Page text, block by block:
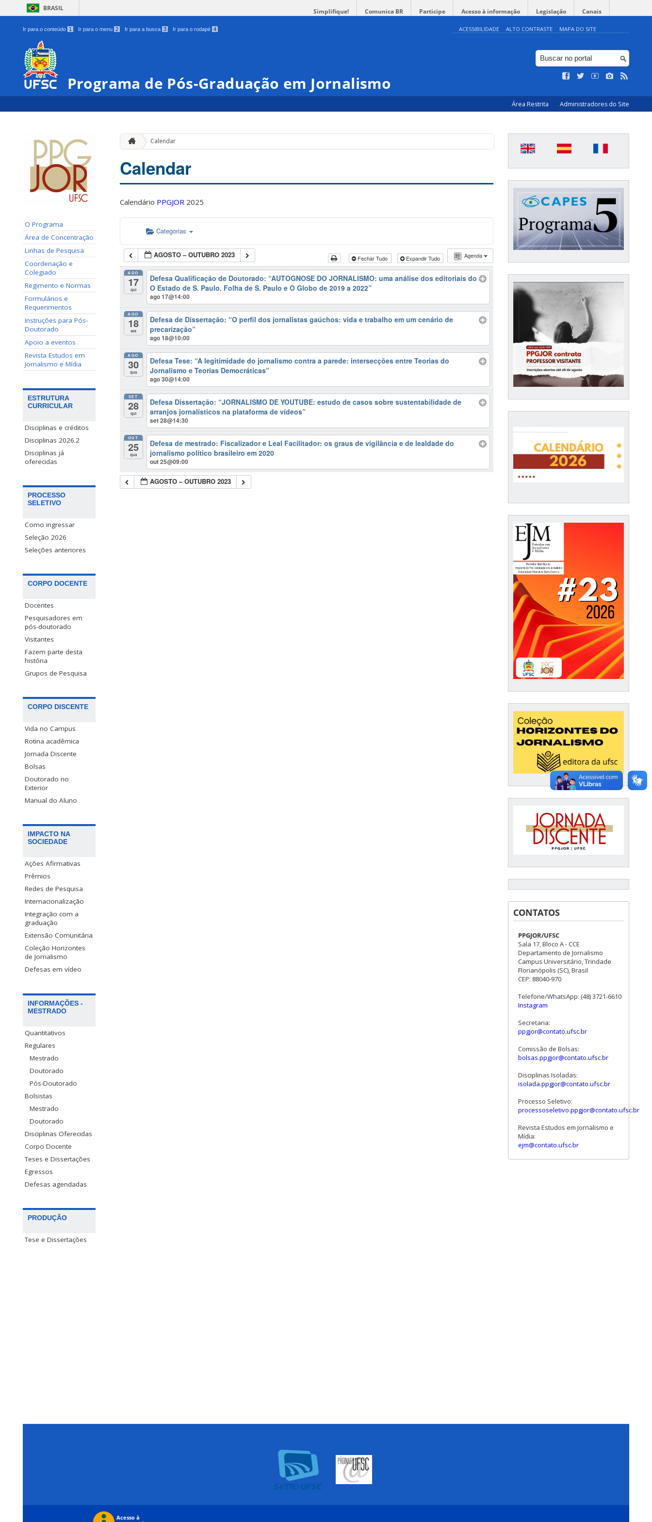
BRASIL Simplifique! Comunica BR Participe Acesso à informação Legislação Canais
Ir para o conteúdo 1 Ir para o menu 2 Ir para a busca 3 Ir para o rodapé 4 ACESSIBILIDADE ALTO CONTRASTE MAPA DO SITE
Programa de Pós-Graduação em Jornalismo
Área Restrita Administradores do Site
O Programa
Área de Concentração
Linhas de Pesquisa
Coordenação e
Colegiado
Regimento e Normas
Formulários e
Requerimentos
Instruções para Pós-
Doutorado
Apoio a eventos
Revista Estudos em
Jornalismo e Mídia
ESTRUTURA
CURRICULAR
Disciplinas e créditos
Disciplinas 2026.2
Disciplinas já
oferecidas
PROCESSO
SELETIVO
Como ingressar
Seleção 2026
Seleções anteriores
CORPO DOCENTE
Docentes
Pesquisadores em
pós-doutorado
Visitantes
Fazem parte desta
história
Grupos de Pesquisa
CORPO DISCENTE
Vida no Campus
Rotina acadêmica
Jornada Discente
Bolsas
Doutorado no
Exterior
Manual do Aluno
IMPACTO NA
SOCIEDADE
Ações Afirmativas
Prêmios
Redes de Pesquisa
Internacionalização
Integração com a
graduação
Extensão Comunitária
Coleção Horizontes
de Jornalismo
Defesas em vídeo
INFORMAÇÕES -
MESTRADO
Quantitativos
Regulares
Mestrado
Doutorado
Pós-Doutorado
Bolsistas
Mestrado
Doutorado
Disciplinas Oferecidas
Corpo Docente
Teses e Dissertações
Egressos
Defesas agendadas
PRODUÇÃO
Tese e Dissertações
Calendar
Calendar
Calendário PPGJOR 2025
Categorias
Agenda
AGOSTO – OUTUBRO 2023 Fechar Tudo Expandir Tudo
AGO
17
qui
Defesa Qualificação de Doutorado: “AUTOGNOSE DO JORNALISMO: uma análise dos editoriais do
O Estado de S. Paulo, Folha de S. Paulo e O Globo de 2019 a 2022”
ago 17@14:00
AGO
18
sex
Defesa de Dissertação: “O perfil dos jornalistas gaúchos: vida e trabalho em um cenário de
precarização”
ago 18@10:00
AGO
30
qua
Defesa Tese: “A legitimidade do jornalismo contra a parede: intersecções entre Teorias do
Jornalismo e Teorias Democráticas”
ago 30@14:00
SET
28
qui
Defesa Dissertação: “JORNALISMO DE YOUTUBE: estudo de casos sobre sustentabilidade de
arranjos jornalísticos na plataforma de vídeos”
set 28@14:30
OUT
25
qua
Defesa de mestrado: Fiscalizador e Leal Facilitador: os graus de vigilância e de lealdade do
jornalismo político brasileiro em 2020
out 25@09:00
AGOSTO – OUTUBRO 2023
CONTATOS
PPGJOR/UFSC
Sala 17, Bloco A - CCE
Departamento de Jornalismo
Campus Universitário, Trindade
Florianópolis (SC), Brasil
CEP: 88040-970
Telefone/WhatsApp: (48) 3721-6610
Instagram
Secretaria:
ppgjor@contato.ufsc.br
Comissão de Bolsas:
bolsas.ppgjor@contato.ufsc.br
Disciplinas Isoladas:
isolada.ppgjor@contato.ufsc.br
Processo Seletivo:
processoseletivo.ppgjor@contato.ufsc.br
Revista Estudos em Jornalismo e
Mídia:
ejm@contato.ufsc.br